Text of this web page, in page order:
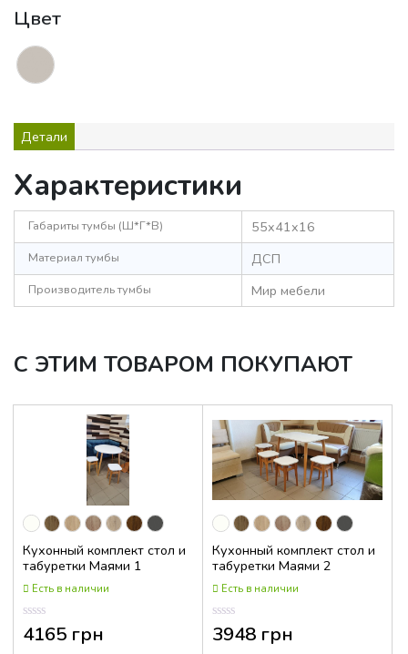
Цвет
Детали
Характеристики
Габариты тумбы (Ш*Г*В) 55x41x16
Материал тумбы ДСП
Производитель тумбы Мир мебели
С ЭТИМ ТОВАРОМ ПОКУПАЮТ
Кухонный комплект стол и
табуретки Маями 1
Есть в наличии
Оценка
0.00
4165 грн
Кухонный комплект стол и
табуретки Маями 2
Есть в наличии
Оценка
0.00
3948 грн